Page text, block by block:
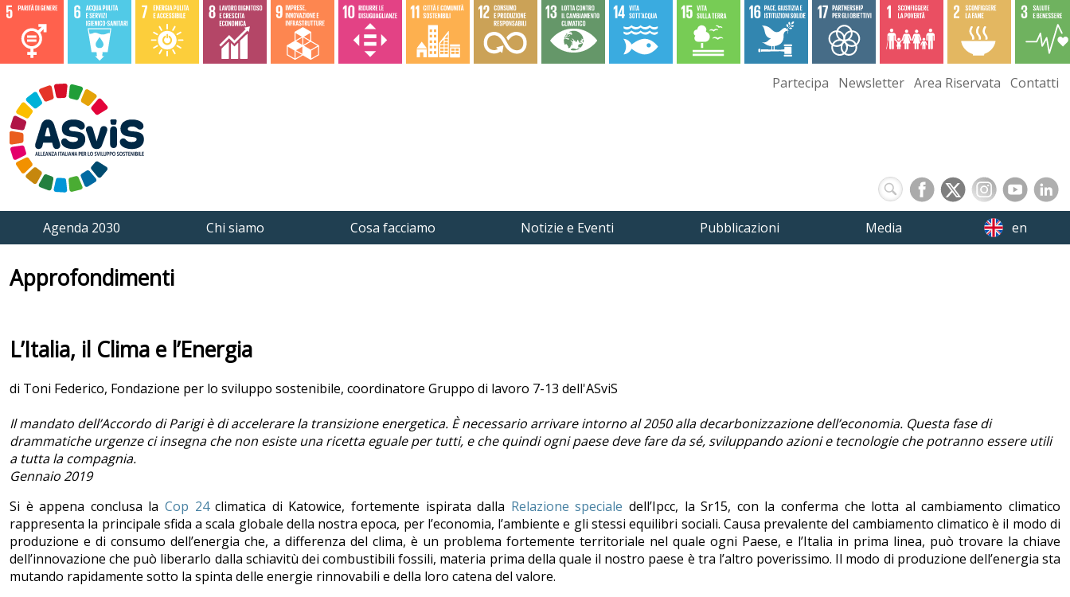
Partecipa Newsletter Area Riservata Contatti
Agenda 2030 Chi siamo Cosa facciamo Notizie e Eventi Pubblicazioni Media en
Approfondimenti
L’Italia, il Clima e l’Energia
di Toni Federico, Fondazione per lo sviluppo sostenibile, coordinatore Gruppo di lavoro 7-13 dell'ASviS
Il mandato dell’Accordo di Parigi è di accelerare la transizione energetica. È necessario arrivare intorno al 2050 alla decarbonizzazione dell’economia. Questa fase di
drammatiche urgenze ci insegna che non esiste una ricetta eguale per tutti, e che quindi ogni paese deve fare da sé, sviluppando azioni e tecnologie che potranno essere utili
a tutta la compagnia.
Gennaio 2019
Si è appena conclusa la Cop 24climatica di Katowice, fortemente ispirata dalla Relazione speciale dell’Ipcc, la Sr15, con la conferma che lotta al cambiamento climatico
rappresenta la principale sfida a scala globale della nostra epoca, per l’economia, l’ambiente e gli stessi equilibri sociali. Causa prevalente del cambiamento climatico è il modo di
produzione e di consumo dell’energia che, a differenza del clima, è un problema fortemente territoriale nel quale ogni Paese, e l’Italia in prima linea, può trovare la chiave
dell’innovazione che può liberarlo dalla schiavitù dei combustibili fossili, materia prima della quale il nostro paese è tra l’altro poverissimo. Il modo di produzione dell’energia sta
mutando rapidamente sotto la spinta delle energie rinnovabili e della loro catena del valore.